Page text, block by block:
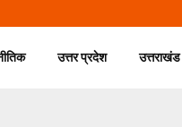
उत्तर प्रदेश उत्तराखंड